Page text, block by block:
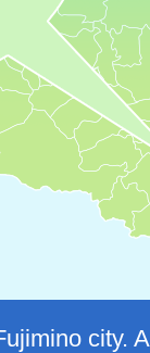
city.